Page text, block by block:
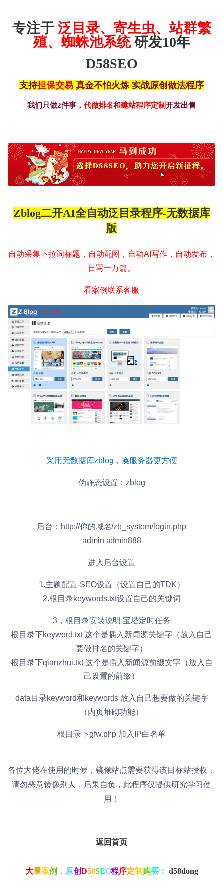
专注于 泛目录、寄生虫、站群繁
殖、蜘蛛池系统 研发10年
D58SEO
支持担保交易 真金不怕火炼 实战原创做法程序
我们只做2件事， 代做排名和建站程序定制开发出售
Zblog二开AI全自动泛目录程序-无数据库
版
自动采集下拉词标题，自动配图，自动AI写作，自动发布，
日写一万篇。
看案例联系客服
采用无数据库zblog，换服务器更方便
伪静态设置：zblog
后台：http://你的域名/zb_system/login.php
admin admin888
进入后台设置
1.主题配置-SEO设置（设置自己的TDK）
2.根目录keywords.txt设置自己的关键词
3，根目录安装说明 宝塔定时任务
根目录下keyword.txt 这个是插入新闻源关键字（放入自己
要做排名的关键字）
根目录下qianzhui.txt 这个是插入新闻源前缀文字（放入自
己设置的前缀）
data目录keyword和keywords 放入自己想要做的关键字
（内页堆砌功能）
根目录下gfw.php 加入IP白名单
各位大佬在使用的时候，镜像站点需要获得该目标站授权，
请勿恶意镜像别人，后果自负，此程序仅提供研究学习使
用！
返回首页
大量案例 ， 原创D58SEO程序定制 购买： d58dong